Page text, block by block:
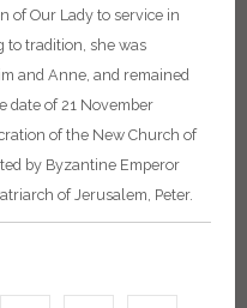
of Our Lady to service in
to tradition, she was
and Anne, and remained
date of 21 November
of the New Church of
by Byzantine Emperor
of Jerusalem, Peter.